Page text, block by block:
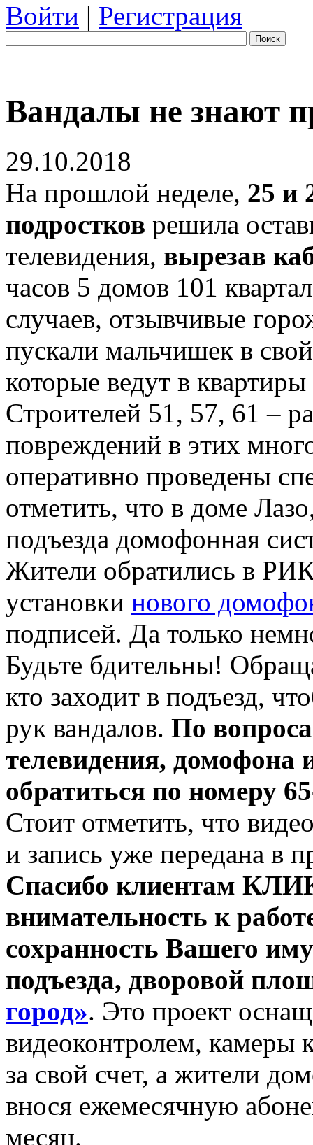
Войти | Регистрация
Поиск
Вандалы не знают
29.10.2018
На прошлой неделе, 25 и
подростков решила
телевидения, вырезав
часов 5 домов 101
случаев, отзывчивые
пускали мальчишек в
которые ведут в
Строителей 51, 57, 61 –
повреждений в этих
оперативно проведены
отметить, что в доме
подъезда домофонная
Жители обратились в
установки нового
подписей. Да только
Будьте бдительны!
кто заходит в подъезд,
рук вандалов. По
телевидения, домофона
обратиться по номеру
Стоит отметить, что
и запись уже передана в
Спасибо клиентам
внимательность к
сохранность Вашего
подъезда, дворовой
город». Это проект
видеоконтролем, камеры
за свой счет, а жители
внося ежемесячную
месяц.